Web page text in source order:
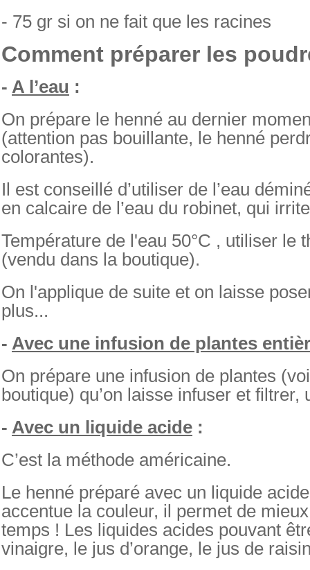
- 75 gr si on ne fait que les racines
Comment préparer les
- A l’eau :
On prépare le henné au dernier
(attention pas bouillante, le henné
colorantes).
Il est conseillé d’utiliser de l’eau
en calcaire de l’eau du robinet, qui
Température de l'eau 50°C , utiliser le
(vendu dans la boutique).
On l'applique de suite et on laisse
plus...
- Avec une infusion de plantes
On prépare une infusion de plantes
boutique) qu’on laisse infuser et filtrer,
- Avec un liquide acide :
C’est la méthode américaine.
Le henné préparé avec un liquide
accentue la couleur, il permet de
temps ! Les liquides acides pouvant
vinaigre, le jus d’orange, le jus de